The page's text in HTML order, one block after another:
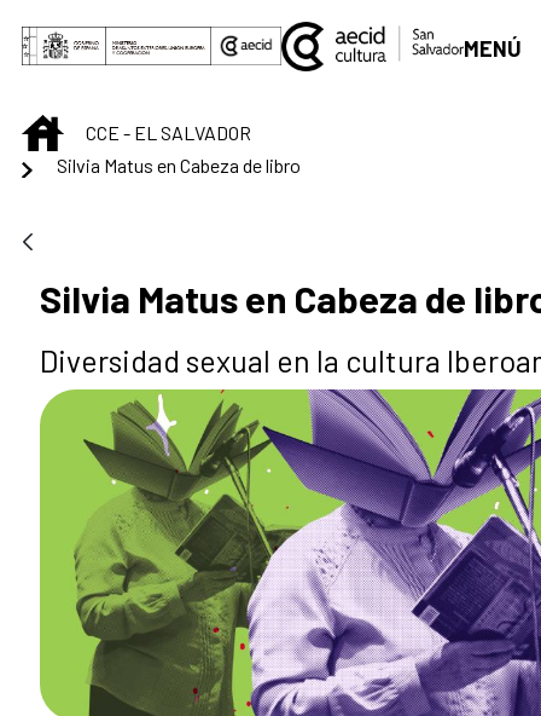
Saltar al contenido principal
MENÚ
INICIOCCE - EL SALVADOR
Silvia Matus en Cabeza de libro
Silvia Matus en Cabeza de
Diversidad sexual en la cultura